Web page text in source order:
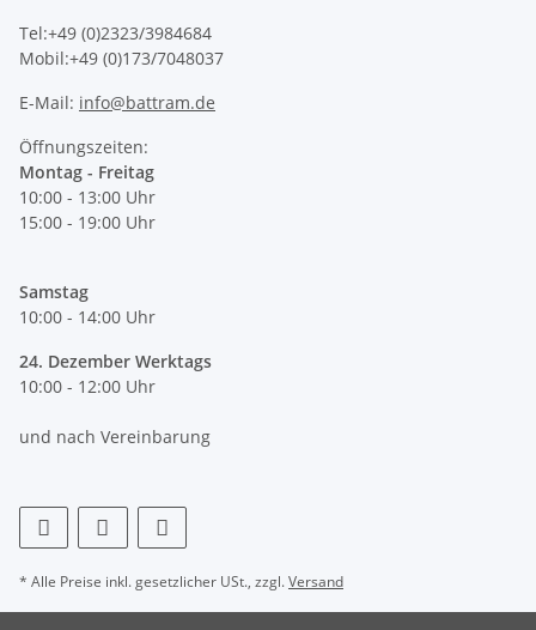
Tel:+49 (0)2323/3984684
Mobil:+49 (0)173/7048037
E-Mail: info@battram.de
Öffnungszeiten:
Montag - Freitag
10:00 - 13:00 Uhr
15:00 - 19:00 Uhr
Samstag
10:00 - 14:00 Uhr
24. Dezember Werktags
10:00 - 12:00 Uhr
und nach Vereinbarung
* Alle Preise inkl. gesetzlicher USt., zzgl.Versand